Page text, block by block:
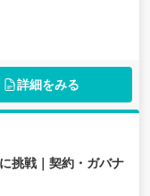
詳細をみる
挑戦｜契約・ガバナ